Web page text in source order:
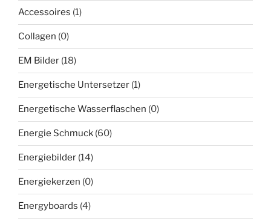
Accessoires (1)
Collagen (0)
EM Bilder (18)
Energetische Untersetzer (1)
Energetische Wasserflaschen (0)
Energie Schmuck (60)
Energiebilder (14)
Energiekerzen (0)
Energyboards (4)